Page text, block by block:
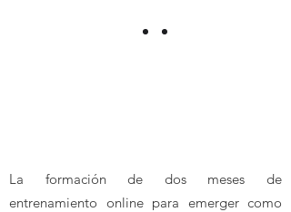
La formación de dos meses de
entrenamiento online para emerger como